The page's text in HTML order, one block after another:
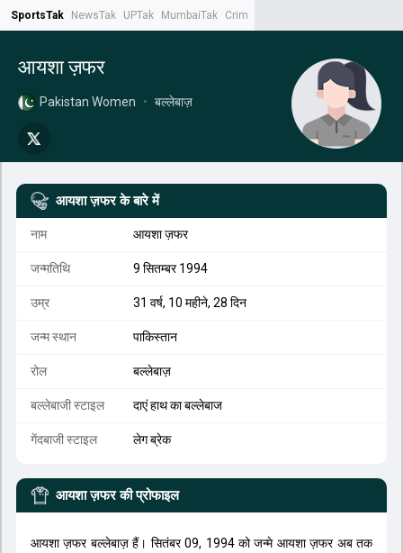
SportsTak NewsTak UPTak MumbaiTak CrimeTak
आयशा ज़फर
Pakistan Women • बल्लेबाज़
आयशा ज़फरके बारे में
नाम आयशा ज़फर
जन्मतिथि 9 सितम्बर 1994
उम्र 31 वर्ष, 10 महीने, 28 दिन
जन्म स्थान पाकिस्तान
रोल बल्लेबाज़
बल्लेबाजी स्टाइल दाएं हाथ का बल्लेबाज
गेंदबाजी स्टाइल लेग ब्रेक
आयशा ज़फरकी प्रोफाइल
आयशा ज़फर बल्लेबाज़ हैं। सितंबर 09, 1994 को जन्मे आयशा ज़फर अब तक